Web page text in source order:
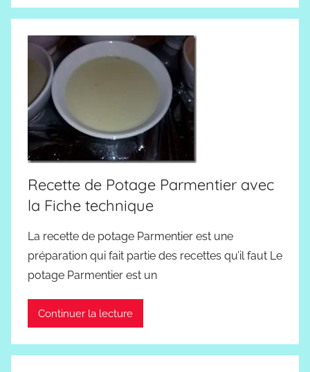
Recette de Potage Parmentier avec
la Fiche technique
La recette de potage Parmentier est une
préparation qui fait partie des recettes qu’il faut Le
potage Parmentier est un
Continuer la lecture